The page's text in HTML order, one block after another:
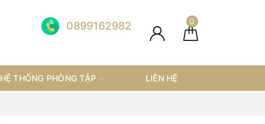
0
0899162982
HỆ THỐNG PHÒNG TẬP LIÊN HỆ